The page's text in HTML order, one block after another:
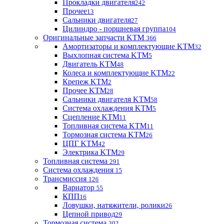
Прокладки двигателя242
Прочее13
Сальники двигателя27
Цилиндро - поршневая группа104
Оригинальные запчасти KTM 366
Амортизаторы и комплектующие KTM32
Выхлопная система KTM5
Двигатель KTM48
Колеса и комплектующие KTM22
Крепеж KTM2
Прочее KTM28
Сальники двигателя KTM58
Система охлаждения KTM5
Сцепление KTM11
Топливная система KTM11
Тормозная система KTM26
ЦПГ KTM42
Электрика KTM29
Топливная система 291
Система охлаждения 15
Трансмиссия 126
Вариатор 55
КПП16
Ловушки, натяжители, ролики26
Цепной привод29